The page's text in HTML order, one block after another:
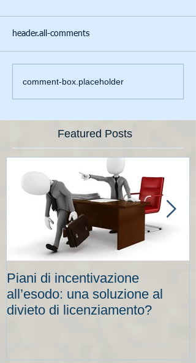
header.all-comments
comment-box.placeholder
Featured Posts
Piani di incentivazione
all’esodo: una soluzione al
divieto di licenziamento?